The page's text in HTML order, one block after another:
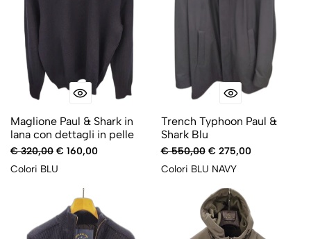
Maglione Paul & Shark in
lana con dettagli in pelle
€ 320,00 € 160,00
Colori BLU
Trench Typhoon Paul &
Shark Blu
€ 550,00€ 275,00
Colori BLU NAVY